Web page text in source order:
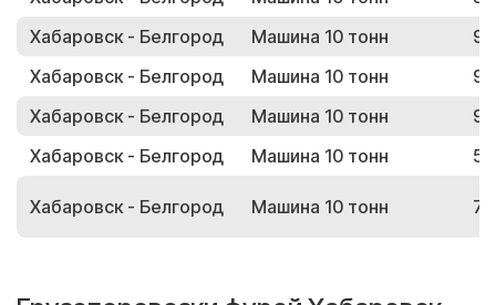
Хабаровск - Белгород
Машина 10 тонн
Хабаровск - Белгород
Машина 10 тонн
Хабаровск - Белгород
Машина 10 тонн
Хабаровск - Белгород
Машина 10 тонн
Хабаровск - Белгород Машина 10 тонн